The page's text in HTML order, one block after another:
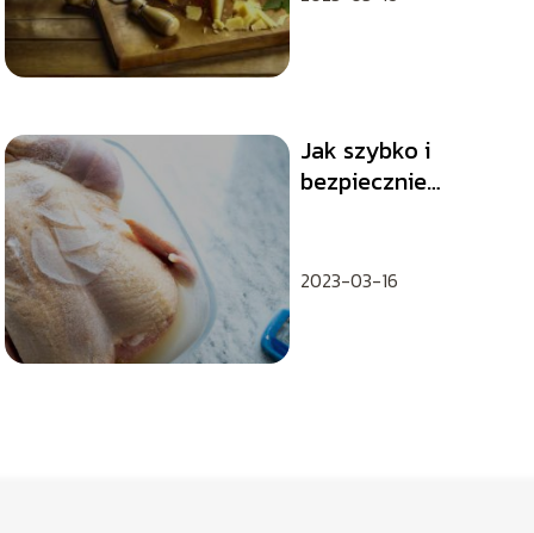
Jak szybko i
bezpiecznie
2023-03-16